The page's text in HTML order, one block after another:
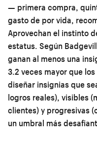
— primera compra,
gasto de por vida,
Aprovechan el instinto
estatus. Según
ganan al menos una
3.2 veces mayor que
diseñar insignias que
logros reales), visibles
clientes) y progresivas
un umbral más